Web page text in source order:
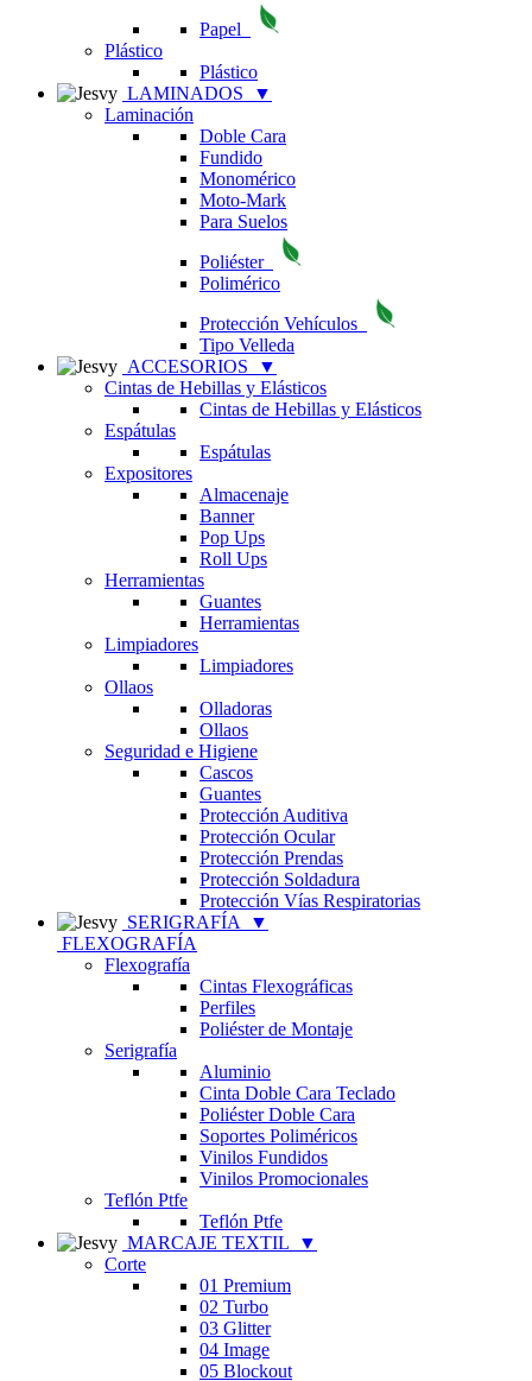
Papel
Plástico
Plástico
LAMINADOS
▼
Laminación
Doble Cara
Fundido
Monomérico
Moto-Mark
Para Suelos
Poliéster
Polimérico
Protección Vehículos
Tipo Velleda
ACCESORIOS
▼
Cintas de Hebillas y Elásticos
Cintas de Hebillas y Elásticos
Espátulas
Espátulas
Expositores
Almacenaje
Banner
Pop Ups
Roll Ups
Herramientas
Guantes
Herramientas
Limpiadores
Limpiadores
Ollaos
Olladoras
Ollaos
Seguridad e Higiene
Cascos
Guantes
Protección Auditiva
Protección Ocular
Protección Prendas
Protección Soldadura
Protección Vías Respiratorias
SERIGRAFÍA
▼
FLEXOGRAFÍA
Flexografía
Cintas Flexográficas
Perfiles
Poliéster de Montaje
Serigrafía
Aluminio
Cinta Doble Cara Teclado
Poliéster Doble Cara
Soportes Poliméricos
Vinilos Fundidos
Vinilos Promocionales
Teflón Ptfe
Teflón Ptfe
MARCAJE TEXTIL
▼
Corte
01 Premium
02 Turbo
03 Glitter
04 Image
05 Blockout